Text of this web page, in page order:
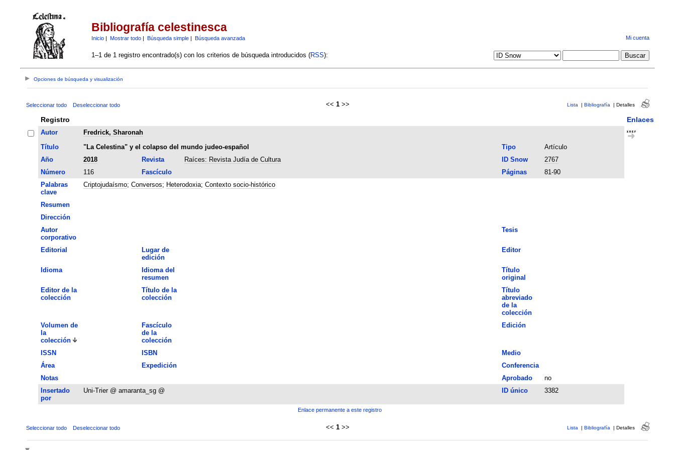
Bibliografía celestinesca
Inicio| Mostrar todo| Búsqueda simple| Búsqueda avanzada Mi cuenta
1–1 de 1 registro encontrado(s) con los criterios de búsqueda introducidos (RSS):
Opciones de búsqueda y visualización
Seleccionar todo Deseleccionar todo << 1 >> Lista | Bibliografía | Detalles
Registro Enlaces
Autor
Fredrick, Sharonah
Título
"La Celestina" y el colapso del mundo judeo-español Tipo
Artículo
Año
2018 Revista Raíces: Revista Judía de Cultura ID Snow
2767
Número
116 Fascículo Páginas
81-90
Palabras
clave
Criptojudaísmo; Conversos; Heterodoxia; Contexto socio-histórico
Resumen
Dirección
Autor
corporativo
Tesis
Editorial
Lugar de
edición
Editor
Idioma
Idioma del
resumen
Título
original
Editor de la
colección
Título de la
colección
Título
abreviado
de la
colección
Volumen de
la
colección
Fascículo
de la
colección
Edición
ISSN ISBN
Medio
Área
Expedición
Conferencia
Notas
Aprobado
no
Insertado
por
Uni-Trier @ amaranta_sg @ ID único 3382
Enlace permanente a este registro
Seleccionar todo Deseleccionar todo << 1 >> Lista | Bibliografía | Detalles